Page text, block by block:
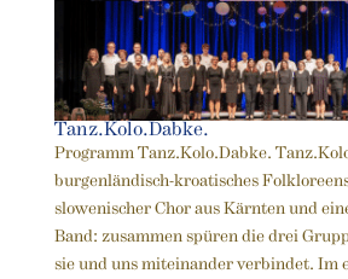
Tanz.Kolo.Dabke.
Programm Tanz.Kolo.Dabke.
burgenländisch-kroatisches
slowenischer Chor aus Kärnten und
Band: zusammen spüren die drei
sie und uns miteinander verbindet. Im